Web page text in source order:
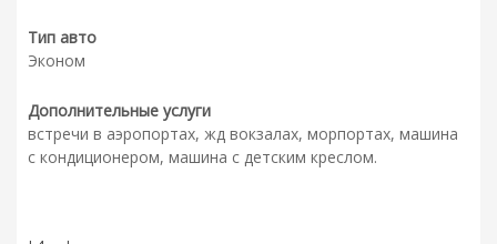
Тип авто
Эконом
Дополнительные услуги
встречи в аэропортах, жд вокзалах, морпортах, машина
с кондиционером, машина с детским креслом.